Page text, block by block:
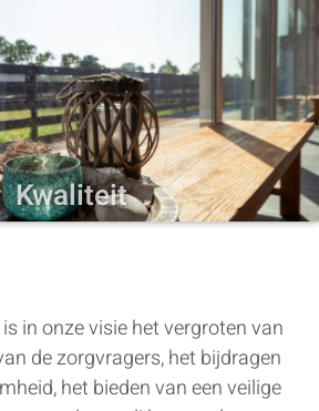
Kwaliteit
in onze visie het vergroten van
de zorgvragers, het bijdragen
het bieden van een veilige